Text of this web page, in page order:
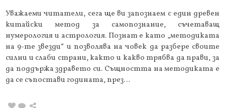
Уважаеми читатели, сега ще ви запознаем с един древен
китайски метод за самопознание, съчетаващ
нумерология и астрология. Познат е като „методиката
на 9-те звезди“ и позволява на човек да разбере своите
силни и слаби страни, както и какво трябва да прави, за
да поддържа здравето си. Същността на методиката е
да се съпостави годината, през…